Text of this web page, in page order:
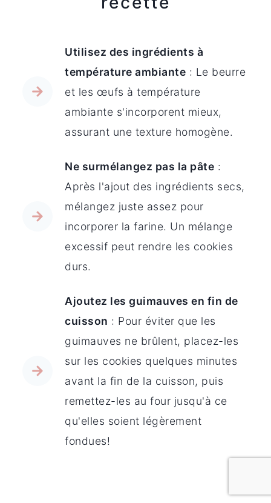
Utilisez des ingrédients à
température ambiante : Le beurre
et les œufs à température
ambiante s'incorporent mieux,
assurant une texture homogène.
Ne surmélangez pas la pâte :
Après l'ajout des ingrédients secs,
mélangez juste assez pour
incorporer la farine. Un mélange
excessif peut rendre les cookies
durs.
Ajoutez les guimauves en fin de
cuisson : Pour éviter que les
guimauves ne brûlent, placez-les
sur les cookies quelques minutes
avant la fin de la cuisson, puis
remettez-les au four jusqu'à ce
qu'elles soient légèrement
fondues!